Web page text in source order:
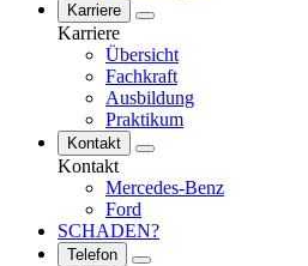
Karriere
Karriere
Übersicht
Fachkraft
Ausbildung
Praktikum
Kontakt
Kontakt
Mercedes-Benz
Ford
SCHADEN?
Telefon